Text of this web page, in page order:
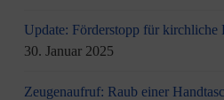
Update: Förderstopp für kirchliche
30. Januar 2025
Zeugenaufruf: Raub einer